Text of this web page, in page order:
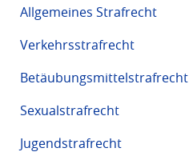
Allgemeines Strafrecht
Verkehrsstrafrecht
Betäubungsmittelstrafrecht
Sexualstrafrecht
Jugendstrafrecht